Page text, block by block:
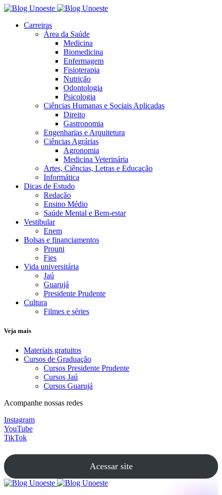
Carreiras
Área da Saúde
Medicina
Biomedicina
Enfermagem
Fisioterapia
Nutrição
Odontologia
Psicologia
Ciências Humanas e Sociais Aplicadas
Direito
Gastronomia
Engenharias e Arquitetura
Ciências Agrárias
Agronomia
Medicina Veterinária
Artes, Ciências, Letras e Educação
Informática
Dicas de Estudo
Redação
Ensino Médio
Saúde Mental e Bem-estar
Vestibular
Enem
Bolsas e financiamentos
Prouni
Fies
Vida universitária
Jaú
Guarujá
Presidente Prudente
Cultura
Filmes e séries
Veja mais
Materiais gratuitos
Cursos de Graduação
Cursos Presidente Prudente
Cursos Jaú
Cursos Guarujá
Acompanhe nossas redes
Instagram
YouTube
TikTok
Acessar site